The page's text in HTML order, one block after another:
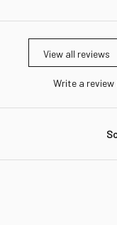
View all reviews
Write a